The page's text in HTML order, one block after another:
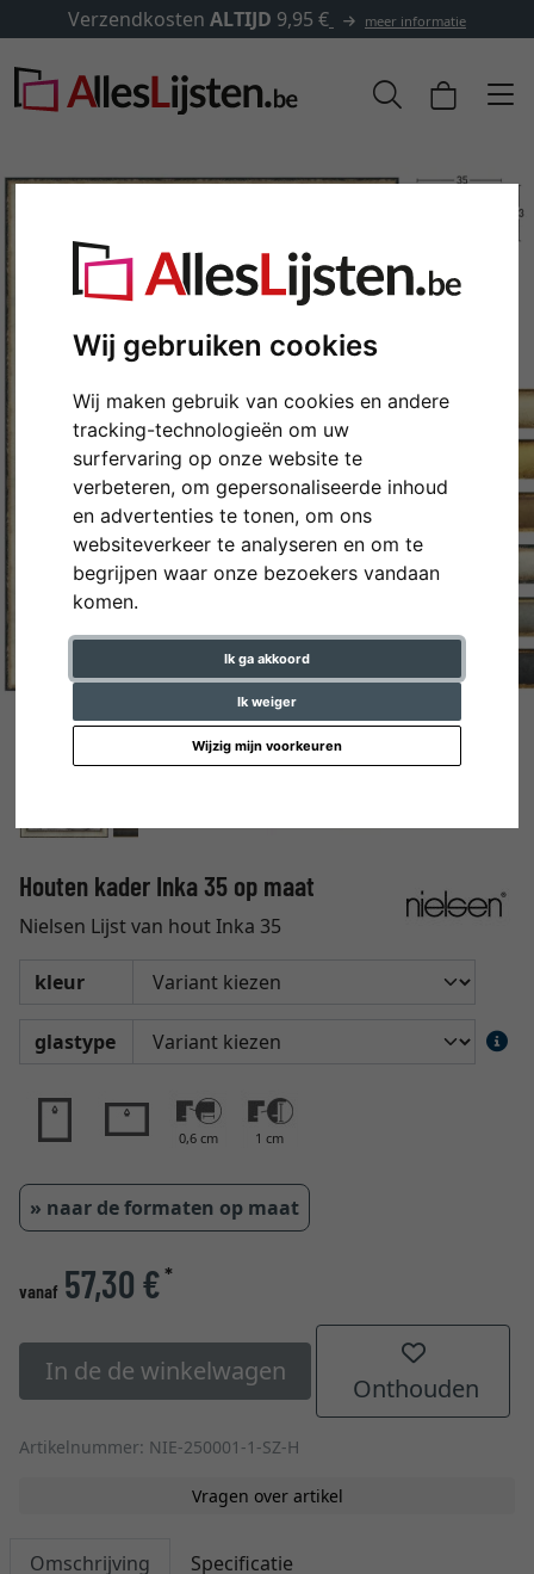
Wij gebruiken cookies
Wij maken gebruik van cookies en andere
tracking-technologieën om uw
surfervaring op onze website te
verbeteren, om gepersonaliseerde inhoud
en advertenties te tonen, om ons
websiteverkeer te analyseren en om te
begrijpen waar onze bezoekers vandaan
komen.
Ik ga akkoord
Ik weiger
Wijzig mijn voorkeuren
VerzendkostenALTIJD9,95 € meer informatie
Terug
Houten kader Inka 35 op maat
Nielsen Lijst van hout Inka 35
kleur
glastype
0,6 cm 1 cm
» naar de formaten op maat
vanaf 57,30 €*
In de de winkelwagen
Onthouden
Artikelnummer: NIE-250001-1-SZ-H
Vragen over artikel
Omschrijving Specificatie